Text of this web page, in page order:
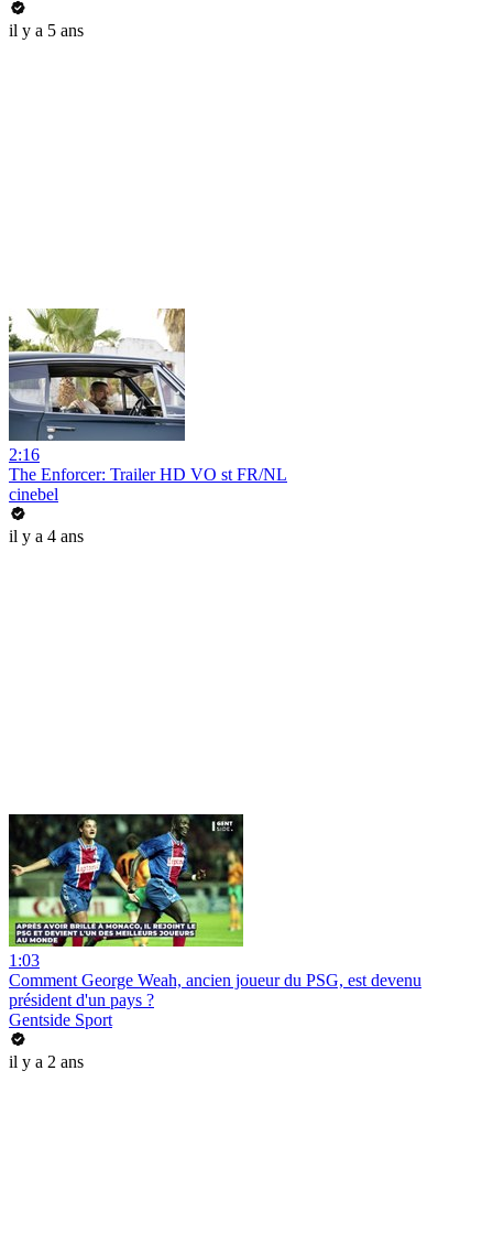
il y a 5 ans
2:16
The Enforcer: Trailer HD VO st FR/NL
cinebel
il y a 4 ans
1:03
Comment George Weah, ancien joueur du PSG, est devenu
président d'un pays ?
Gentside Sport
il y a 2 ans